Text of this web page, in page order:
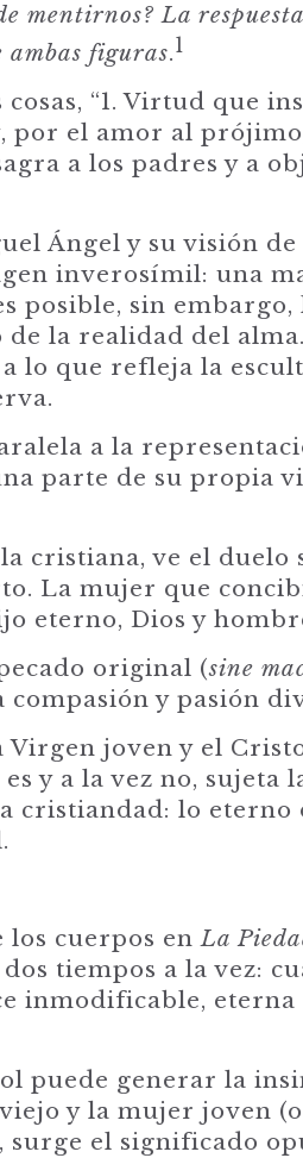
mentirnos? La
ambas figuras.1
“1. Virtud que
por el amor al
a los padres y a
Ángel y su visión de
inverosímil: una
posible, sin
la realidad del alma.
lo que refleja la
a la
parte de su propia
la cristiana, ve el duelo
La mujer que
eterno, Dios y
original (sine
compasión y pasión
joven y el
y a la vez no, sujeta
cristiandad: lo
los cuerpos enLa
tiempos a la vez:
inmodificable, eterna
puede generar la
y la mujer joven (o
el significado